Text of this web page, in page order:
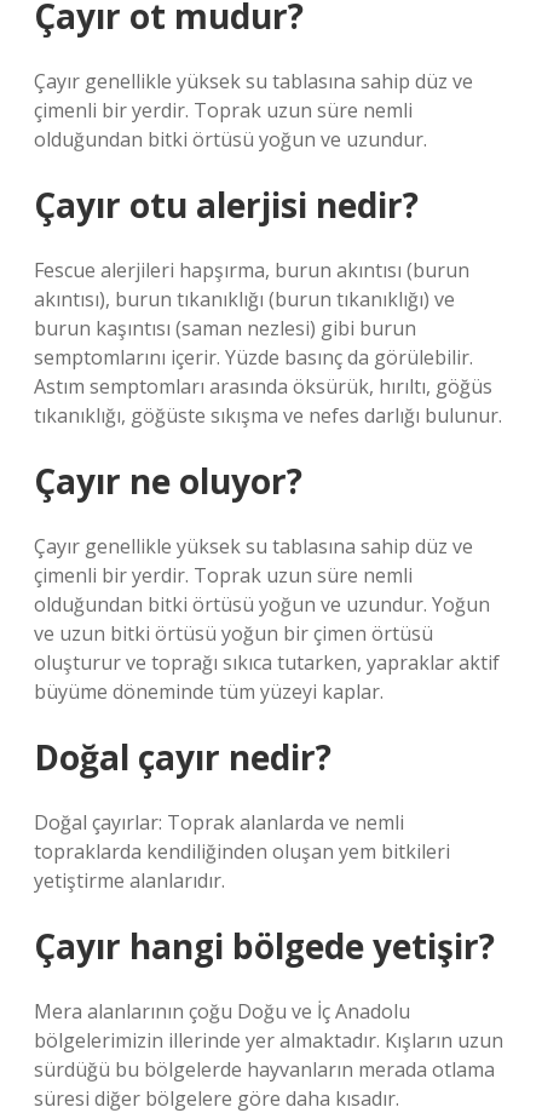
Çayır ot mudur?
Çayır genellikle yüksek su tablasına sahip düz ve
çimenli bir yerdir. Toprak uzun süre nemli
olduğundan bitki örtüsü yoğun ve uzundur.
Çayır otu alerjisi nedir?
Fescue alerjileri hapşırma, burun akıntısı (burun
akıntısı), burun tıkanıklığı (burun tıkanıklığı) ve
burun kaşıntısı (saman nezlesi) gibi burun
semptomlarını içerir. Yüzde basınç da görülebilir.
Astım semptomları arasında öksürük, hırıltı, göğüs
tıkanıklığı, göğüste sıkışma ve nefes darlığı bulunur.
Çayır ne oluyor?
Çayır genellikle yüksek su tablasına sahip düz ve
çimenli bir yerdir. Toprak uzun süre nemli
olduğundan bitki örtüsü yoğun ve uzundur. Yoğun
ve uzun bitki örtüsü yoğun bir çimen örtüsü
oluşturur ve toprağı sıkıca tutarken, yapraklar aktif
büyüme döneminde tüm yüzeyi kaplar.
Doğal çayır nedir?
Doğal çayırlar: Toprak alanlarda ve nemli
topraklarda kendiliğinden oluşan yem bitkileri
yetiştirme alanlarıdır.
Çayır hangi bölgede yetişir?
Mera alanlarının çoğu Doğu ve İç Anadolu
bölgelerimizin illerinde yer almaktadır. Kışların uzun
sürdüğü bu bölgelerde hayvanların merada otlama
süresi diğer bölgelere göre daha kısadır.